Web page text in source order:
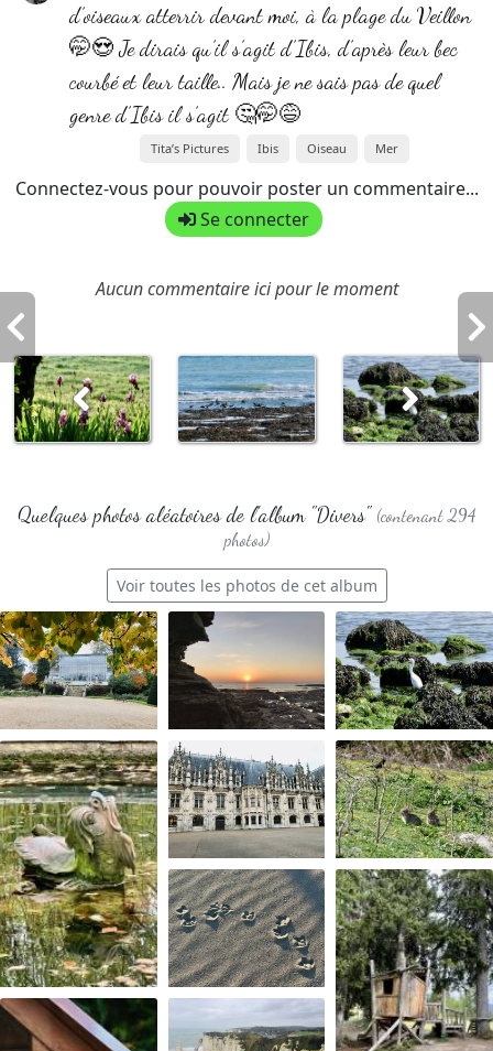
d’oiseaux atterrir devant moi, à la plage du Veillon
🤭😍 Je dirais qu’il s’agit d’Ibis, d’après leur bec
courbé et leur taille.. Mais je ne sais pas de quel
genre d’Ibis il s’agit 🤔🤭😅
Tita’s Pictures Ibis Oiseau Mer
Connectez-vous pour pouvoir poster un commentaire...
Se connecter
Aucun commentaire ici pour le moment
Quelques photos aléatoires de l'album "Divers" (contenant 294
photos)
Voir toutes les photos de cet album